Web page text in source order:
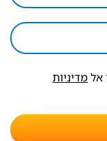
אל מדיניות